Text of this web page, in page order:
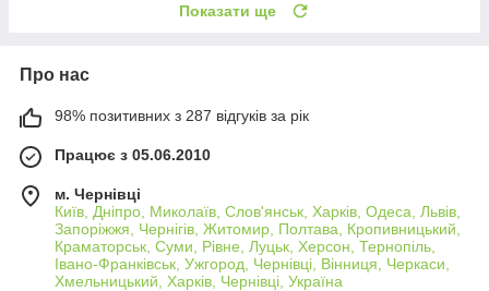
Показати ще
Про нас
98% позитивних з 287 відгуків за рік
Працює з 05.06.2010
м. Чернівці
Київ, Дніпро, Миколаїв, Слов'янськ, Харків, Одеса, Львів,
Запоріжжя, Чернігів, Житомир, Полтава, Кропивницький,
Краматорськ, Суми, Рівне, Луцьк, Херсон, Тернопіль,
Івано-Франківськ, Ужгород, Чернівці, Вінниця, Черкаси,
Хмельницький, Харків, Чернівці, Україна